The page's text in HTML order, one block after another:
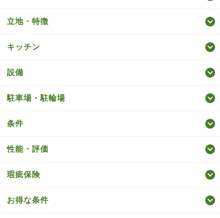
立地・特徴
キッチン
設備
駐車場・駐輪場
条件
性能・評価
瑕疵保険
お得な条件